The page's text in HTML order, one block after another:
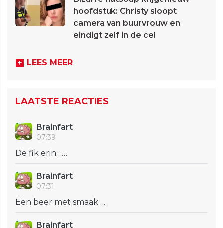
hoofdstuk: Christy sloopt
camera van buurvrouw en
eindigt zelf in de cel
LEES MEER
LAATSTE REACTIES
Brainfart
07:39
De fik erin……
Brainfart
07:31
Een beer met smaak…..
Brainfart